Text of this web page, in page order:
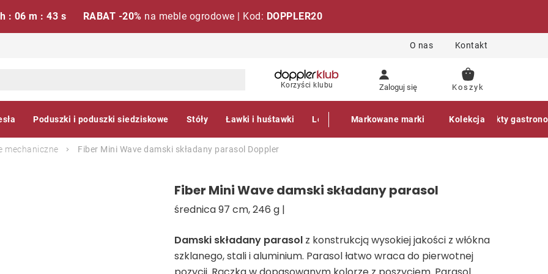
: 06 m : 42 s RABAT -20% na meble ogrodowe | Kod: DOPPLER20
O nas Kontakt
Korzyści klubu Zaloguj się KOSZYK
Poduszki i poduszki siedziskowe Stóły Ławki i huśtawki Leżaki Akcesoria Parasole Produkty
Markowane marki Kolekcja
mechaniczne Fiber Mini Wave damski składany parasol Doppler
Fiber Mini Wave damski składany parasol
średnica 97 cm, 246 g |
Damski składany parasol z konstrukcją wysokiej jakości z włókna
szklanego, stali i aluminium. Parasol łatwo wraca do pierwotnej